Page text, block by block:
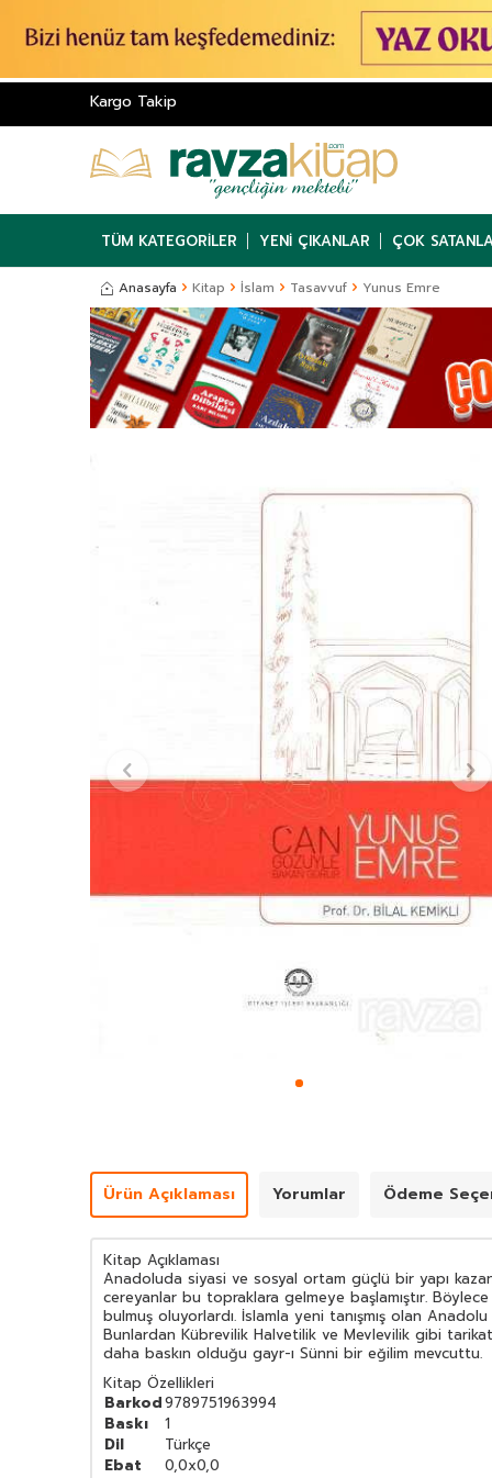
Kargo Takip
TÜM KATEGORILER YENI ÇIKANLAR ÇOK
Anasayfa Kitap İslam Tasavvuf Yunus Emre
Ürün Açıklaması Yorumlar Ödeme
Kitap Açıklaması
Anadoluda siyasi ve sosyal ortam güçlü bir yapı
cereyanlar bu topraklara gelmeye başlamıştır.
bulmuş oluyorlardı. İslamla yeni tanışmış olan
Bunlardan Kübrevilik Halvetilik ve Mevlevilik gibi
daha baskın olduğu gayr-ı Sünni bir eğilim mevcuttu.
Kitap Özellikleri
Barkod9789751963994
Baskı
1
Dil
Türkçe
Ebat
0,0x0,0